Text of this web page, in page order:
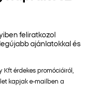
feliratkozol
ajánlatokkal és
érdekes promócióiról,
kapjak e-mailben a